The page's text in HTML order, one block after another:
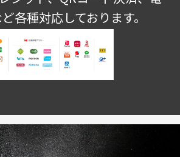
各種対応しております。